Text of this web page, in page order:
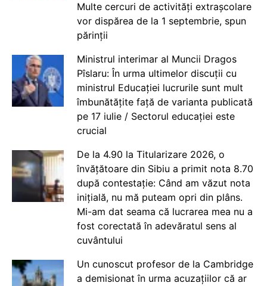
Multe cercuri de activități extrașcolare
vor dispărea de la 1 septembrie, spun
părinții
Ministrul interimar al Muncii Dragos
Pîslaru: În urma ultimelor discuții cu
ministrul Educației lucrurile sunt mult
îmbunătățite față de varianta publicată
pe 17 iulie / Sectorul educației este
crucial
De la 4.90 la Titularizare 2026, o
învățătoare din Sibiu a primit nota 8.70
după contestație: Când am văzut nota
inițială, nu mă puteam opri din plâns.
Mi-am dat seama că lucrarea mea nu a
fost corectată în adevăratul sens al
cuvântului
Un cunoscut profesor de la Cambridge
a demisionat în urma acuzațiilor că ar